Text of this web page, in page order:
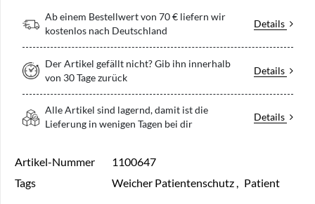
Ab einem Bestellwert von 70 € liefern wir
kostenlos nach Deutschland
Details
Der Artikel gefällt nicht? Gib ihn innerhalb
von 30 Tage zurück
Details
Alle Artikel sind lagernd, damit ist die
Lieferung in wenigen Tagen bei dir
Details
Artikel-Nummer
1100647
Tags
Weicher Patientenschutz, Patient